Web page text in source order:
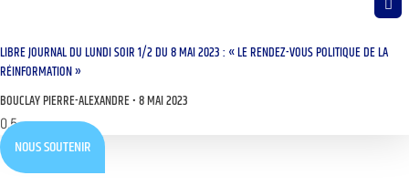
LIBRE JOURNAL DU LUNDI SOIR 1/2 DU 8 MAI 2023 : « LE RENDEZ-VOUS POLITIQUE DE LA
RÉINFORMATION »
BOUCLAY PIERRE-ALEXANDRE 8 MAI 2023
NOUS SOUTENIR